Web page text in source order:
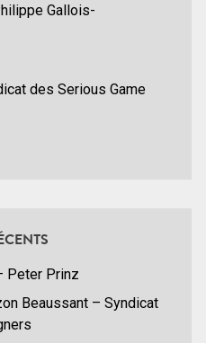
Gallois-
des Serious Game
Peter Prinz
Beaussant – Syndicat